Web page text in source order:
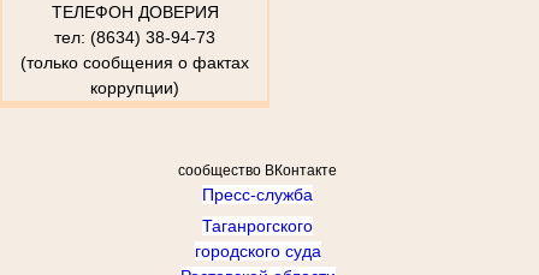
ТЕЛЕФОН ДОВЕРИЯ
тел: (8634) 38-94-73
(только сообщения о фактах
коррупции)
сообщество ВКонтакте
Пресс-служба
Таганрогского
городского суда